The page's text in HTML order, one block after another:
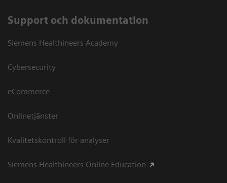
Support och dokumentation
Siemens Healthineers Academy
Cybersecurity
eCommerce
Onlinetjänster
Kvalitetskontroll för analyser
Siemens Healthineers Online Education